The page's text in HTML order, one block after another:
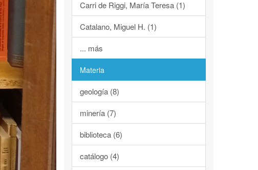
Carri de Riggi, María Teresa (1)
Catalano, Miguel H. (1)
... más
Materia
geología (8)
minería (7)
biblioteca (6)
catálogo (4)